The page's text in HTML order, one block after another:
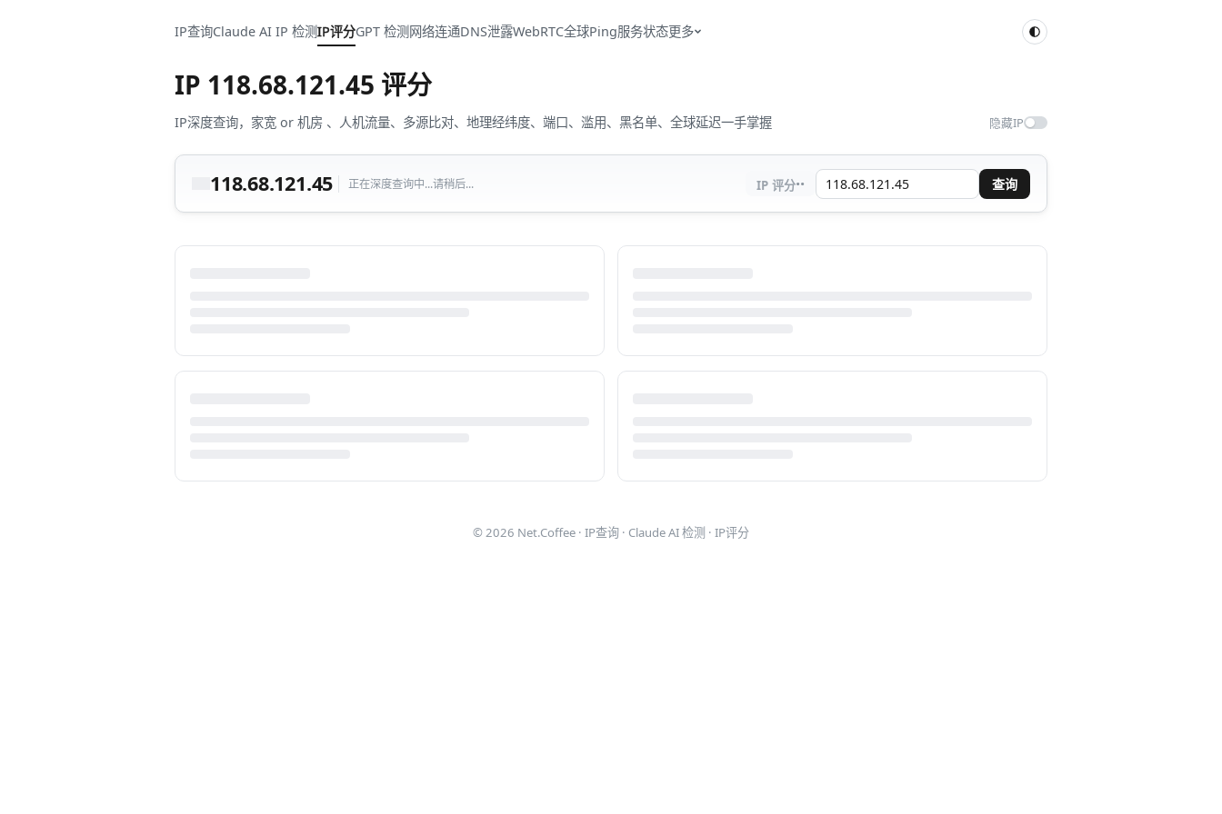
IP查询Claude AI IP 检测IP评分GPT 检测网络连通DNS泄露WebRTC全球Ping服务状态更多
IP 118.68.121.45 评分
IP深度查询，家宽 or 机房 、人机流量、多源比对、地理经纬度、端口、滥用、黑名单、全球延迟一手掌握 隐藏IP
118.68.121.45 正在深度查询中...请稍后... IP 评分·· 查询
© 2026 Net.Coffee · IP查询 · Claude AI 检测 · IP评分